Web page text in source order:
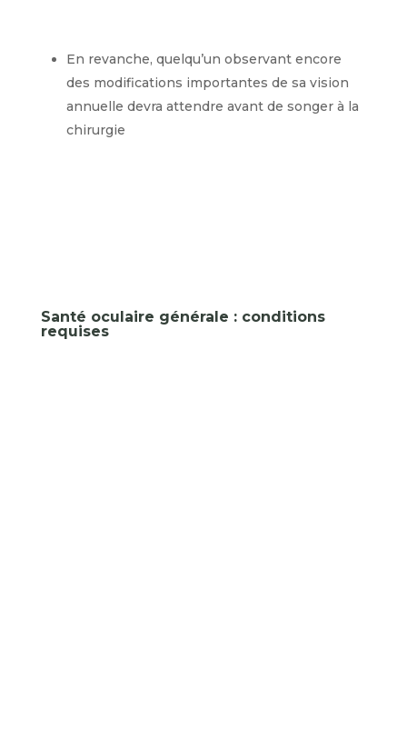
En revanche, quelqu’un observant encore
des modifications importantes de sa vision
annuelle devra attendre avant de songer à la
chirurgie
Santé oculaire générale : conditions
requises